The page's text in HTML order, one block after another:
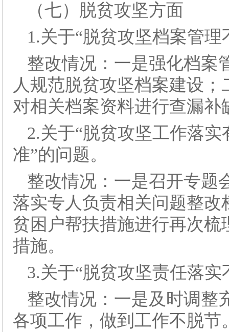
（七）脱贫攻坚方面
1.关于“脱贫攻坚档案管
整改情况：一是强化档案
人规范脱贫攻坚档案建设
对相关档案资料进行查漏补
2.关于“脱贫攻坚工作落
准”的问题。
整改情况：一是召开专题
落实专人负责相关问题整
贫困户帮扶措施进行再次
措施。
3.关于“脱贫攻坚责任落实
整改情况：一是及时调整
各项工作，做到工作不脱